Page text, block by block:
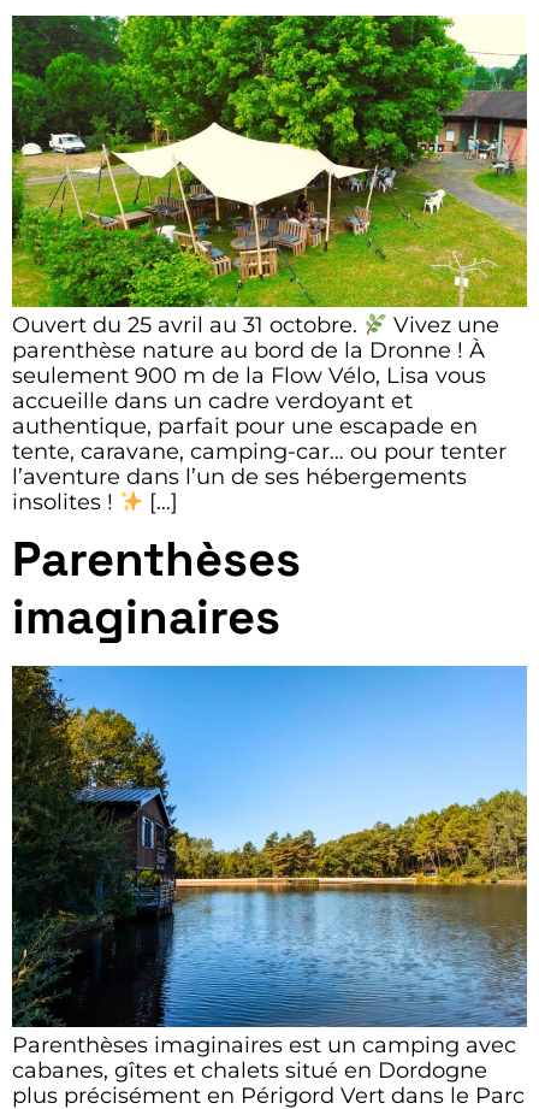
Ouvert du 25 avril au 31 octobre.
Vivez une
parenthèse nature au bord de la Dronne ! À
seulement 900 m de la Flow Vélo, Lisa vous
accueille dans un cadre verdoyant et
authentique, parfait pour une escapade en
tente, caravane, camping-car… ou pour tenter
l’aventure dans l’un de ses hébergements
insolites !
[…]
Parenthèses
imaginaires
Parenthèses imaginaires est un camping avec
cabanes, gîtes et chalets situé en Dordogne
plus précisément en Périgord Vert dans le Parc